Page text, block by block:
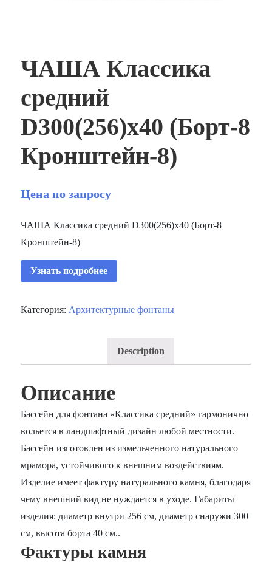
ЧАША Классика
средний
D300(256)х40 (Борт-8
Кронштейн-8)
Цена по запросу
ЧАША Классика средний D300(256)х40 (Борт-8
Кронштейн-8)
Узнать подробнее
Категория: Архитектурные фонтаны
Description
Описание
Бассейн для фонтана «Классика средний» гармонично
вольется в ландшафтный дизайн любой местности.
Бассейн изготовлен из измельченного натурального
мрамора, устойчивого к внешним воздействиям.
Изделие имеет фактуру натурального камня, благодаря
чему внешний вид не нуждается в уходе. Габариты
изделия: диаметр внутри 256 см, диаметр снаружи 300
см, высота борта 40 см..
Фактуры камня